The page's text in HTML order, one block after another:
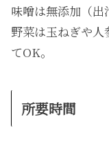
味噌は無添加（出
野菜は玉ねぎや
てOK。
所要時間